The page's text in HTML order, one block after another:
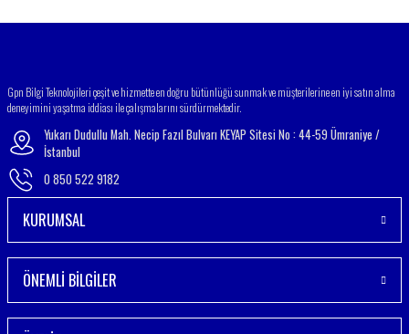
Gpn Bilgi Teknolojileri çeşit ve hizmette en doğru bütünlüğü sunmak ve müşterilerine en iyi satın alma
deneyimini yaşatma iddiası ile çalışmalarını sürdürmektedir.
Yukarı Dudullu Mah. Necip Fazıl Bulvarı KEYAP Sitesi No : 44-59 Ümraniye /
İstanbul
0 850 522 9182
KURUMSAL
ÖNEMLİ BİLGİLER